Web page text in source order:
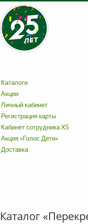
Каталоги
Акции
Личный кабинет
Регистрация карты
Кабинет сотрудника X5
Акция «Голос Дети»
Доставка
Каталог